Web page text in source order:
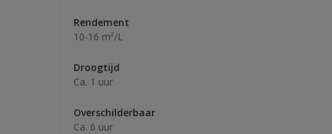
Rendement
10-16 m²/L
Droogtijd
Ca. 1 uur
Overschilderbaar
Ca. 6 uur